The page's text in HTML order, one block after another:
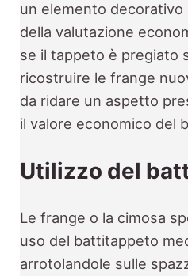
un elemento
della valutazione
se il tappeto è pregiato
ricostruire le frange
da ridare un aspetto
il valore economico del
Utilizzo del
Le frange o la cimosa
uso del battitappeto
arrotolandole sulle